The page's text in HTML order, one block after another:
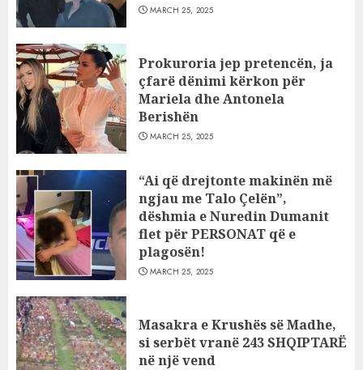
MARCH 25, 2025
Prokuroria jep pretencën, ja
çfarë dënimi kërkon për
Mariela dhe Antonela
Berishën
MARCH 25, 2025
“Ai që drejtonte makinën më
ngjau me Talo Çelën”,
dëshmia e Nuredin Dumanit
flet për PERSONAT që e
plagosën!
MARCH 25, 2025
Masakra e Krushës së Madhe,
si serbët vranë 243 SHQIPTARË
në një vend